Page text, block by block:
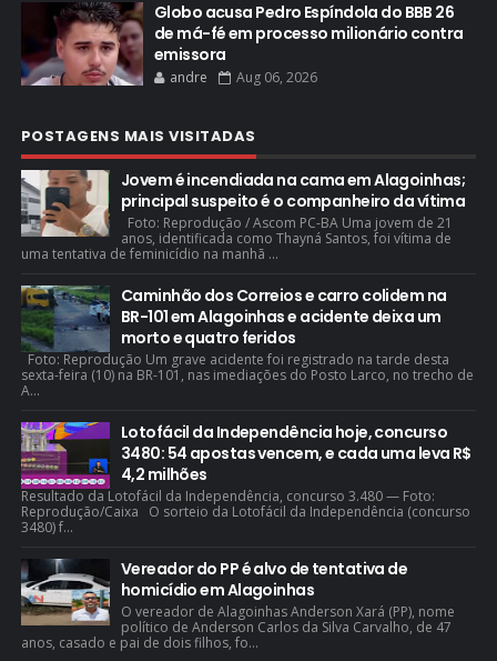
Globo acusa Pedro Espíndola do BBB 26
de má-fé em processo milionário contra
emissora
andre Aug 06, 2026
POSTAGENS MAIS VISITADAS
Jovem é incendiada na cama em Alagoinhas;
principal suspeito é o companheiro da vítima
Foto: Reprodução / Ascom PC-BA Uma jovem de 21
anos, identificada como Thayná Santos, foi vítima de
uma tentativa de feminicídio na manhã ...
Caminhão dos Correios e carro colidem na
BR-101 em Alagoinhas e acidente deixa um
morto e quatro feridos
Foto: Reprodução Um grave acidente foi registrado na tarde desta
sexta-feira (10) na BR-101, nas imediações do Posto Larco, no trecho de
A...
Lotofácil da Independência hoje, concurso
3480: 54 apostas vencem, e cada uma leva R$
4,2 milhões
Resultado da Lotofácil da Independência, concurso 3.480 — Foto:
Reprodução/Caixa O sorteio da Lotofácil da Independência (concurso
3480) f...
Vereador do PP é alvo de tentativa de
homicídio em Alagoinhas
O vereador de Alagoinhas Anderson Xará (PP), nome
político de Anderson Carlos da Silva Carvalho, de 47
anos, casado e pai de dois filhos, fo...